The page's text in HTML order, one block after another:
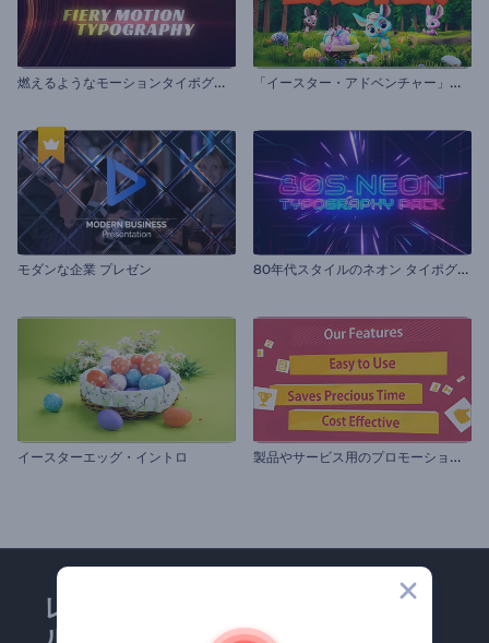
燃
えるようなモーションタイポグラフィ 「
イースター・アドベンチャー」のオープニング動画
モダンな企業 プレゼン 8
0年代スタイルのネオン タイポグラフィセット
イースターエッグ・イントロ 製
品やサービス用のプロモーションビデオ
レンダーフォレストのメー